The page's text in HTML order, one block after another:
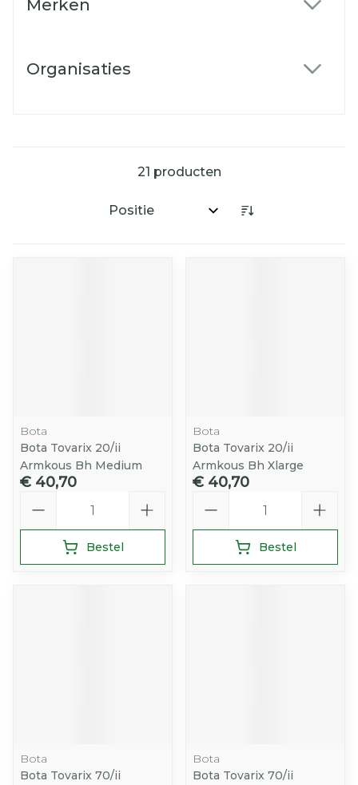
Merken
Organisaties
21 producten
Sorteer op:
Bota
Bota Tovarix 20/ii
Armkous Bh Medium
€ 40,70
Bestel
Bota
Bota Tovarix 20/ii
Armkous Bh Xlarge
€ 40,70
Bestel
Bota
Bota Tovarix 70/ii
Bota
Bota Tovarix 70/ii